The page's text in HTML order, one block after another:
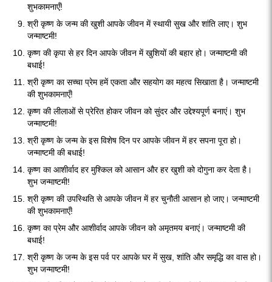
शुभकामनाएँ!
श्री कृष्ण के जन्म की खुशी आपके जीवन में स्थायी सुख और शांति लाए। शुभ
जन्माष्टमी!
कृष्ण की कृपा से हर दिन आपके जीवन में खुशियों की बहार हो। जन्माष्टमी की
बधाई!
श्री कृष्ण का सच्चा प्रेम हमें एकता और सहयोग का महत्व सिखाता है। जन्माष्टमी
की शुभकामनाएँ!
कृष्ण की लीलाओं से प्रेरित होकर जीवन को सुंदर और उद्देश्यपूर्ण बनाएं। शुभ
जन्माष्टमी!
श्री कृष्ण के जन्म के इस विशेष दिन पर आपके जीवन में हर सपना पूरा हो।
जन्माष्टमी की बधाई!
कृष्ण का आशीर्वाद हर मुश्किल को आसान और हर खुशी को दोगुना कर देता है।
शुभ जन्माष्टमी!
श्री कृष्ण की उपस्थिति से आपके जीवन में हर चुनौती आसान हो जाए। जन्माष्टमी
की शुभकामनाएँ!
कृष्ण का प्रेम और आशीर्वाद आपके जीवन को अमृतमय बनाएं। जन्माष्टमी की
बधाई!
श्री कृष्ण के जन्म के इस पर्व पर आपके घर में सुख, शांति और समृद्धि का वास हो।
शुभ जन्माष्टमी!